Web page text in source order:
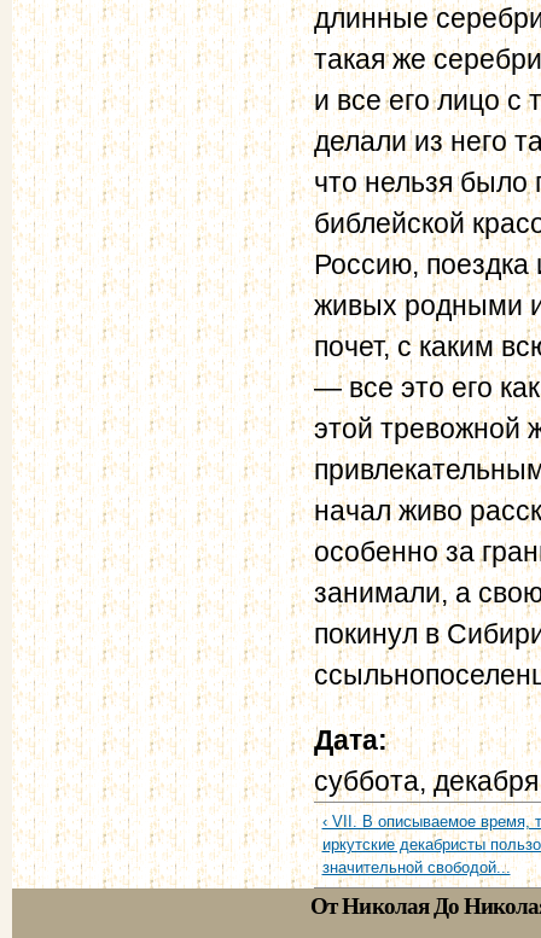
длинные
такая же
и все его лицо
делали из него
что нельзя
библейской
Россию, поездка
живых родными
почет, с каким
— все это его
этой тревожной
начал живо
особенно за
занимали, а
покинул в
Дата:
суббота,
‹ VII. В описываемое время,
иркутские декабристы
значительной свободой...
От Николая До